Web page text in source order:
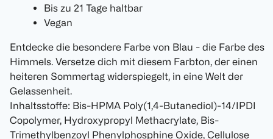
Bis zu 21 Tage haltbar
Vegan
Entdecke die besondere Farbe von Blau - die Farbe des
Himmels. Versetze dich mit diesem Farbton, der einen
heiteren Sommertag widerspiegelt, in eine Welt der
Gelassenheit.
Inhaltsstoffe: Bis-HPMA Poly(1,4-Butanediol)-14/IPDI
Copolymer, Hydroxypropyl Methacrylate, Bis-
Trimethylbenzoyl Phenylphosphine Oxide, Cellulose